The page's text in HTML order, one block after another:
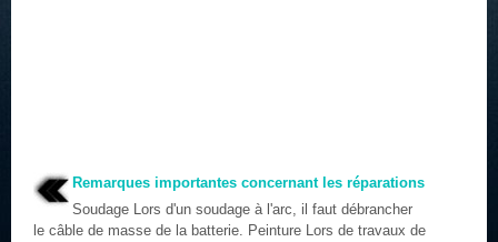
Remarques importantes concernant les réparations
Soudage Lors d'un soudage à l'arc, il faut débrancher
le câble de masse de la batterie. Peinture Lors de travaux de